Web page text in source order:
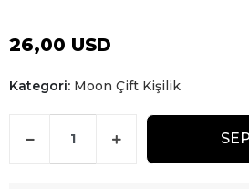
26,00 USD
Kategori: Moon Çift Kişilik